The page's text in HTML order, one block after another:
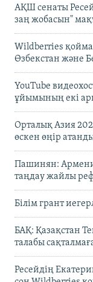
АҚШ сенаты
заң жобасын"
Wildberries
Өзбекстан және
YouTube
ұйымының екі
Орталық Азия
өскен өңір
Пашинян:
таңдау жайлы
Білім грант
БАҚ: Қазақстан
талабы
Ресейдің